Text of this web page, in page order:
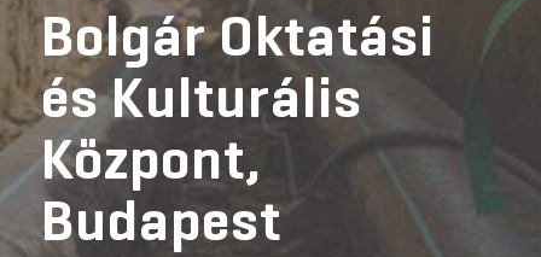
Bolgár Oktatási
és Kulturális
Központ,
Budapest